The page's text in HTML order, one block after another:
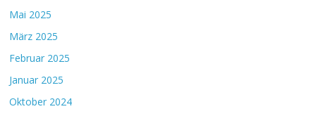
Mai 2025
März 2025
Februar 2025
Januar 2025
Oktober 2024